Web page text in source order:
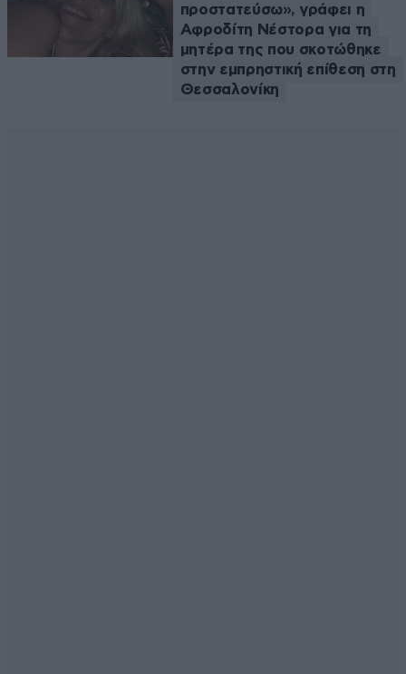
προστατεύσω», γράφει η
Αφροδίτη Νέστορα για τη
μητέρα της που σκοτώθηκε
στην εμπρηστική επίθεση στη
Θεσσαλονίκη